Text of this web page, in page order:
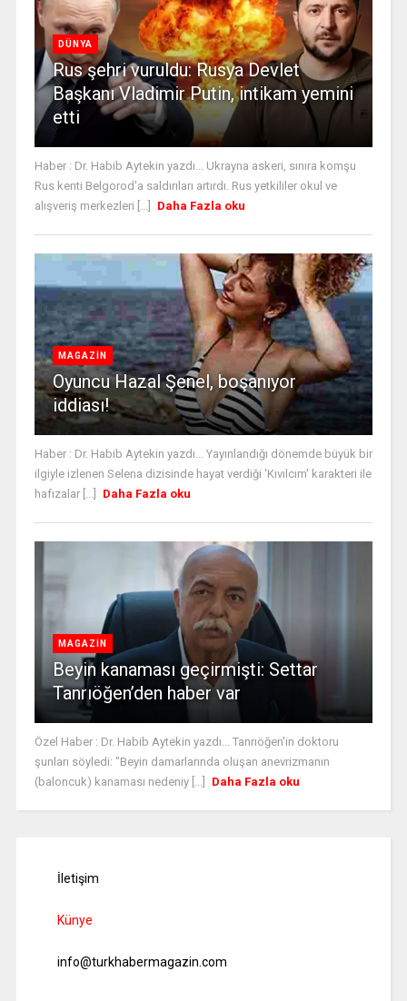
DÜNYA
Rus şehri vuruldu: Rusya Devlet
Başkanı Vladimir Putin, intikam yemini
etti
Haber : Dr. Habib Aytekin yazdı... Ukrayna askeri, sınıra komşu
Rus kenti Belgorod'a saldırıları artırdı. Rus yetkililer okul ve
alışveriş merkezleri [...]
Daha Fazla oku
MAGAZİN
Oyuncu Hazal Şenel, boşanıyor
iddiası!
Haber : Dr. Habib Aytekin yazdı... Yayınlandığı dönemde büyük bir
ilgiyle izlenen Selena dizisinde hayat verdiği 'Kıvılcım' karakteri ile
hafızalar [...]
Daha Fazla oku
MAGAZİN
Beyin kanaması geçirmişti: Settar
Tanrıöğen’den haber var
Özel Haber : Dr. Habib Aytekin yazdı... Tanrıöğen'in doktoru
şunları söyledi: "Beyin damarlarında oluşan anevrizmanın
(baloncuk) kanaması nedeniy [...]
Daha Fazla oku
İletişim
Künye
info@turkhabermagazin.com